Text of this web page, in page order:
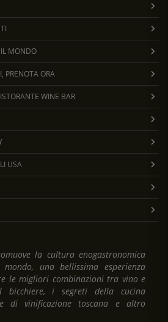
MONDO
PRENOTA ORA
WINE BAR
USA
la cultura enogastronomica
una bellissima esperienza
le migliori combinazioni tra vino e
bicchiere, i segreti della cucina
di vinificazione toscana e altro